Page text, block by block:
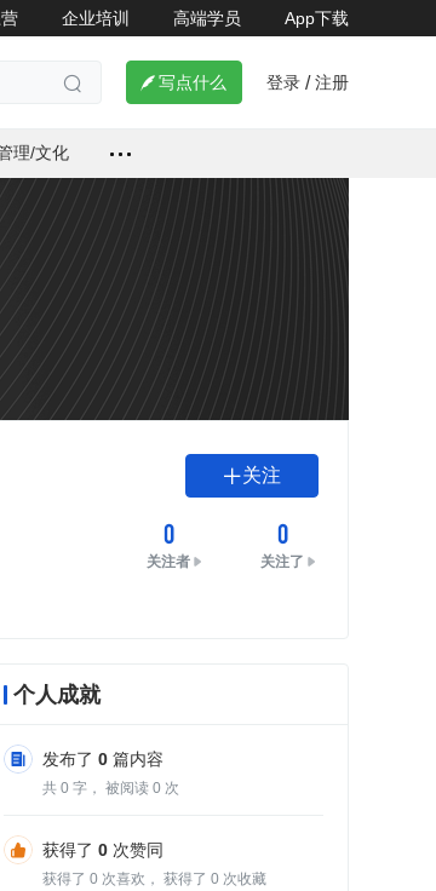
企业培训 高端学员 App下载
  写点什么 登录 / 注册
理/文化
关注
0
关注者
0
关注了
个人成就
发布了 0 篇内容
共 0 字， 被阅读 0 次
获得了 0 次赞同
获得了 0 次喜欢， 获得了 0 次收藏